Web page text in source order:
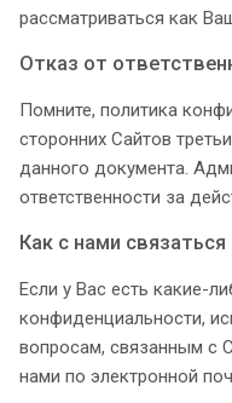
рассматриваться как
Отказ от
Помните, политика
сторонних Сайтов
данного документа.
ответственности за
Как с нами связаться
Если у Вас есть какие-
конфиденциальности,
вопросам, связанным с
нами по электронной